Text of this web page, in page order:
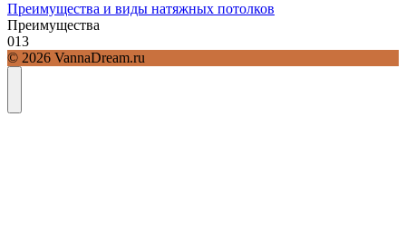
Преимущества и виды натяжных потолков
Преимущества
013
© 2026 VannaDream.ru